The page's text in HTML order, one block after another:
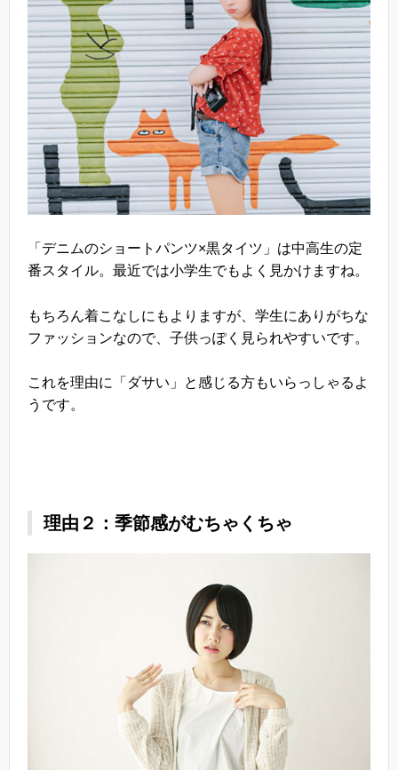
「デニムのショートパンツ×黒タイツ」は中高生の定
番スタイル。最近では小学生でもよく見かけますね。
もちろん着こなしにもよりますが、学生にありがちな
ファッションなので、子供っぽく見られやすいです。
これを理由に「ダサい」と感じる方もいらっしゃるよ
うです。
理由２：季節感がむちゃくちゃ